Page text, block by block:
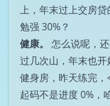
上，年末过上交房
勉强 30%？
健康。
怎么说呢，
过几次山，年末也
健身房，昨天练完，
起码不是进度 0%，